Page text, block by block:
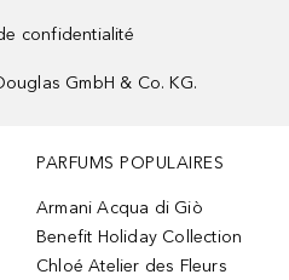
confidentialité
GmbH & Co. KG.
PARFUMS POPULAIRES
Armani Acqua di Giò
Benefit Holiday Collection
Chloé Atelier des Fleurs